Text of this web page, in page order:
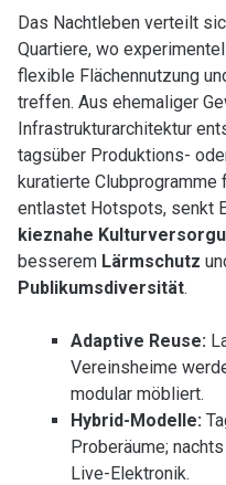
Das Nachtleben verteilt
Quartiere, wo
flexible Flächennutzung
treffen. Aus ehemaliger
Infrastrukturarchitektur
tagsüber Produktions-
kuratierte
entlastet Hotspots, senkt
kieznahe
besserem Lärmschutz
Publikumsdiversität.
Adaptive Reuse:
Vereinsheime
modular möbliert.
Hybrid-Modelle:
Proberäume;
Live-Elektronik.